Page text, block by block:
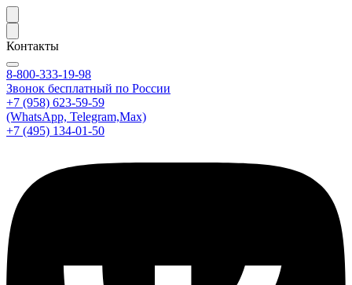
Контакты
8-800-333-19-98
Звонок бесплатный по России
+7 (958) 623-59-59
(WhatsApp, Telegram,Max)
+7 (495) 134-01-50